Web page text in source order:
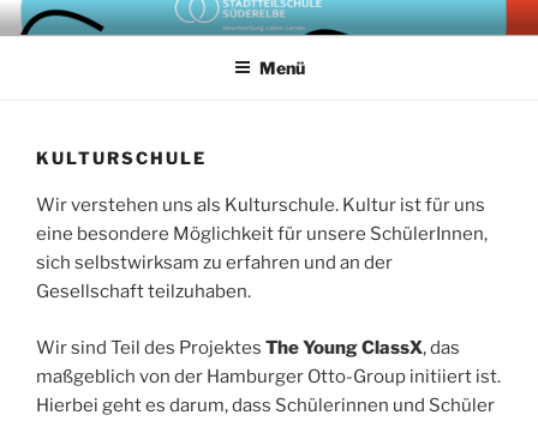
Zum
Inhalt
Homepage der Stadtteilschule Süderelbe Hamburg
Menü
KULTURSCHULE
Wir verstehen uns als Kulturschule. Kultur ist für uns
eine besondere Möglichkeit für unsere SchülerInnen,
sich selbstwirksam zu erfahren und an der
Gesellschaft teilzuhaben.
Wir sind Teil des Projektes The Young ClassX, das
maßgeblich von der Hamburger Otto-Group initiiert ist.
Hierbei geht es darum, dass Schülerinnen und Schüler